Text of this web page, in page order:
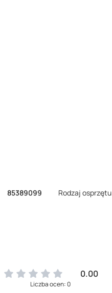
85389099 Rodzaj osprzętu
0.00
Liczba ocen: 0